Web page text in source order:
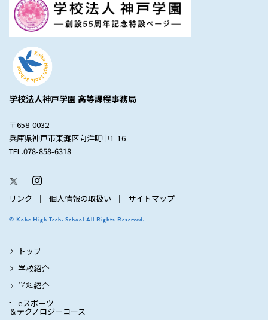
学校法人神戸学園 高等課程事務局
〒658-0032
兵庫県神戸市東灘区向洋町中1-16
TEL.078-858-6318
リンク 個人情報の取扱い サイトマップ
© Kobe High Tech. School All Rights Reserved.
トップ
学校紹介
学科紹介
eスポーツ
＆テクノロジーコース